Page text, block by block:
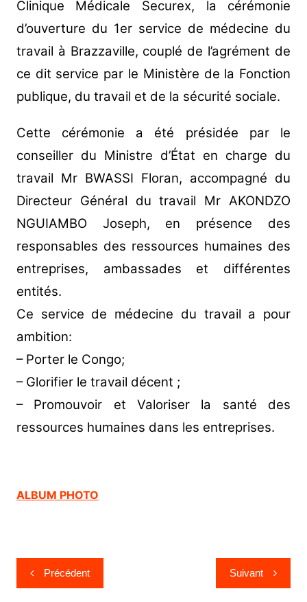
Clinique Médicale Securex, la cérémonie
d’ouverture du 1er service de médecine du
travail à Brazzaville, couplé de l’agrément de
ce dit service par le Ministère de la Fonction
publique, du travail et de la sécurité sociale.
Cette cérémonie a été présidée par le
conseiller du Ministre d’État en charge du
travail Mr BWASSI Floran, accompagné du
Directeur Général du travail Mr AKONDZO
NGUIAMBO Joseph, en présence des
responsables des ressources humaines des
entreprises, ambassades et différentes
entités.
Ce service de médecine du travail a pour
ambition:
– Porter le Congo;
– Glorifier le travail décent ;
– Promouvoir et Valoriser la santé des
ressources humaines dans les entreprises.
ALBUM PHOTO
Précédent Suivant